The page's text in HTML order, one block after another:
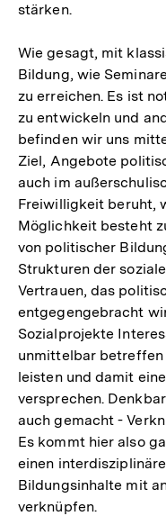
stärken.
Wie gesagt, mit
Bildung, wie
zu erreichen. Es ist
zu entwickeln und
befinden wir uns
Ziel, Angebote
auch im
Freiwilligkeit beruht,
Möglichkeit besteht
von politischer
Strukturen der
Vertrauen, das
entgegengebracht
Sozialprojekte
unmittelbar
leisten und damit
versprechen.
auch gemacht -
Es kommt hier also
einen
Bildungsinhalte mit
verknüpfen.